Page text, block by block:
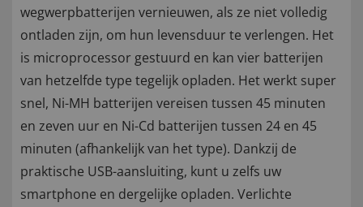
wegwerpbatterijen vernieuwen, als ze niet volledig
ontladen zijn, om hun levensduur te verlengen. Het
is microprocessor gestuurd en kan vier batterijen
van hetzelfde type tegelijk opladen. Het werkt super
snel, Ni-MH batterijen vereisen tussen 45 minuten
en zeven uur en Ni-Cd batterijen tussen 24 en 45
minuten (afhankelijk van het type). Dankzij de
praktische USB-aansluiting, kunt u zelfs uw
smartphone en dergelijke opladen. Verlichte